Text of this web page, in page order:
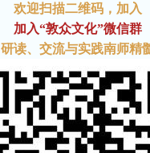
欢迎扫描二维码 ，加入
加入“敦众文化”微信群
研读、交流与实践南师精